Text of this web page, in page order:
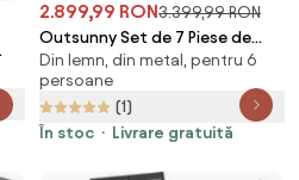
2.899,99 RON3.399,99 RON
Outsunny Set de 7 Piese de
Grădină din Aluminiu cu Masă
Extensibilă și 6 Scaune cu Șezut
din Plasă Respirabilă, 210x90x75
cm, Gri | Aosom Romania
Din lemn, din metal, pentru 6
persoane
(1)
În stoc
Livrare gratuită